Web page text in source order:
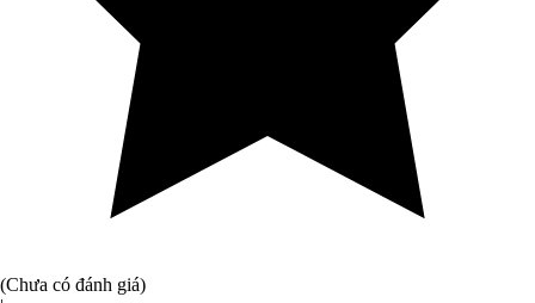
(Chưa có đánh giá)